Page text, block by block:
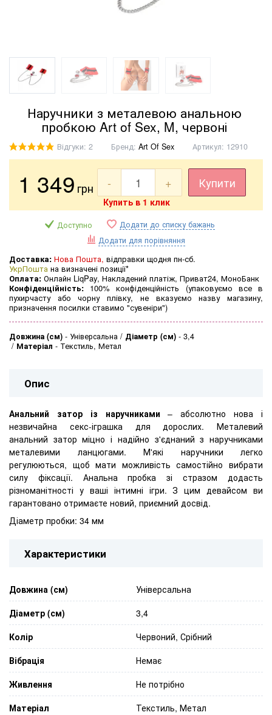
Наручники з металевою анальною
пробкою Art of Sex, M, червоні
Відгуки: 2 Бренд: Art Of Sex Артикул: 12910
1 349 грн - + Купити
Купить в 1 клик
Доступно
Додати до списку бажань
Додати для порівняння
Доставка: Нова Пошта, відправки щодня пн-сб.
УкрПошта на визначені позиції*
Оплата: Онлайн LiqPay, Накладений платіж, Приват24, МоноБанк
Конфіденційність: 100% конфіденційність (упаковуємо все в
пухирчасту або чорну плівку, не вказуємо назву магазину,
призначення посилки ставимо "сувеніри")
Довжина (см) - Універсальна Діаметр (см) - 3,4
Матеріал - Текстиль, Метал
Опис
Анальний затор із наручниками – абсолютно нова і
незвичайна секс-іграшка для дорослих. Металевий
анальний затор міцно і надійно з'єднаний з наручниками
металевими ланцюгами. М'які наручники легко
регулюються, щоб мати можливість самостійно вибрати
силу фіксації. Анальна пробка зі стразом додасть
різноманітності у ваші інтимні ігри. З цим девайсом ви
гарантовано отримаєте новий, приємний досвід.
Діаметр пробки: 34 мм
Характеристики
Довжина (см)
Універсальна
Діаметр (см)
3,4
Колір
Червоний, Срібний
Вібрація
Немає
Живлення
Не потрібно
Матеріал
Текстиль, Метал